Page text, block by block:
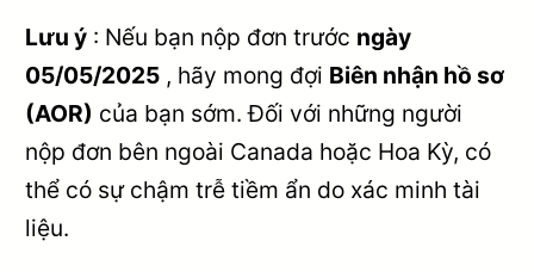
Lưu ý : Nếu bạn nộp đơn trước ngày
05/05/2025 , hãy mong đợi Biên nhận hồ sơ
(AOR) của bạn sớm. Đối với những người
nộp đơn bên ngoài Canada hoặc Hoa Kỳ, có
thể có sự chậm trễ tiềm ẩn do xác minh tài
liệu.